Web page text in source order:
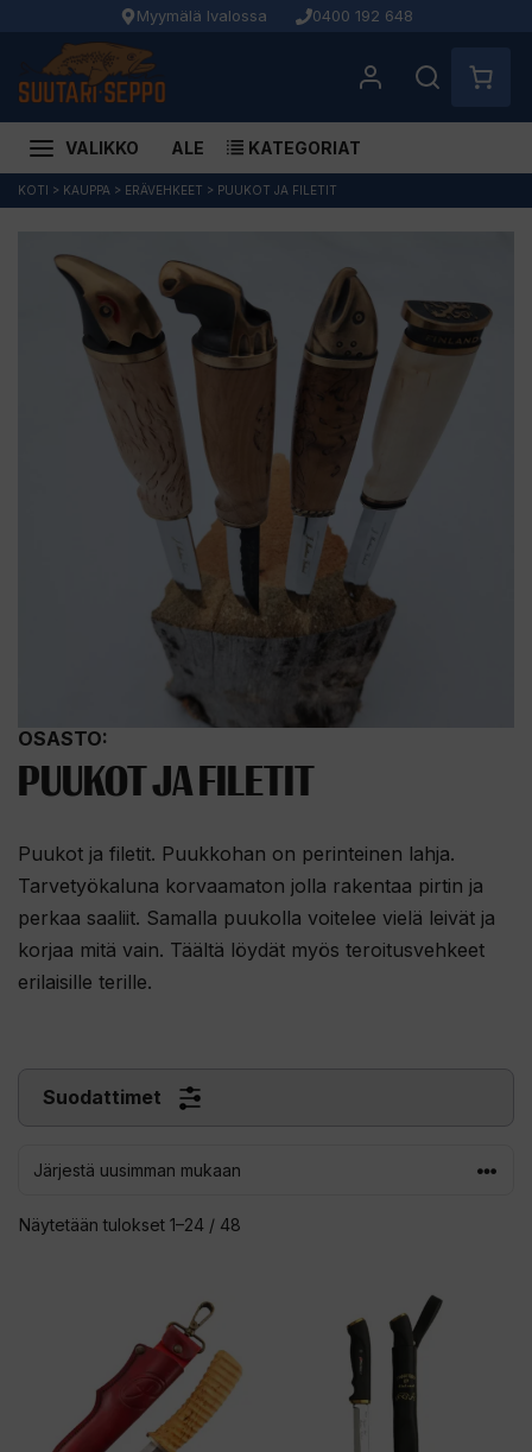
Myymälä Ivalossa 0400 192 648
VALIKKO ALE KATEGORIAT
Siirry
KOTI > KAUPPA > ERÄVEHKEET > PUUKOT JA FILETIT
OSASTO:
PUUKOT JA FILETIT
Puukot ja filetit. Puukkohan on perinteinen lahja.
Tarvetyökaluna korvaamaton jolla rakentaa pirtin ja
perkaa saaliit. Samalla puukolla voitelee vielä leivät ja
korjaa mitä vain. Täältä löydät myös teroitusvehkeet
erilaisille terille.
Suodattimet
Näytetään tulokset 1–24 / 48